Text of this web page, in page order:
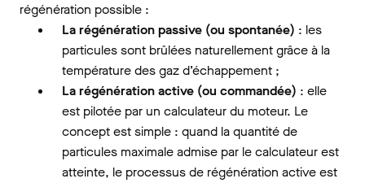
régénération possible :
La régénération passive (ou spontanée) : les
particules sont brûlées naturellement grâce à la
température des gaz d’échappement ;
La régénération active (ou commandée) : elle
est pilotée par un calculateur du moteur. Le
concept est simple : quand la quantité de
particules maximale admise par le calculateur est
atteinte, le processus de régénération active est